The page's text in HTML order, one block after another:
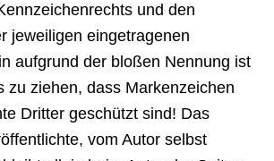
und den
jeweiligen eingetragenen
aufgrund der bloßen Nennung ist
zu ziehen, dass Markenzeichen
Dritter geschützt sind! Das
vom Autor selbst